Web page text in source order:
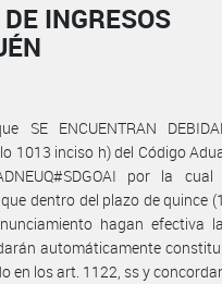
INGRESOS
ENCUENTRAN
1013 inciso h) del Código
por la
dentro del plazo de quince
hagan efectiva
automáticamente
en los art. 1122, ss y